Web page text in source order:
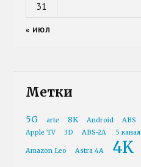
31
« ИЮЛ
Метки
5G arte 8K Android ABS
Apple TV
3D ABS-2A 5 канал
Amazon Leo Astra 4A 4K